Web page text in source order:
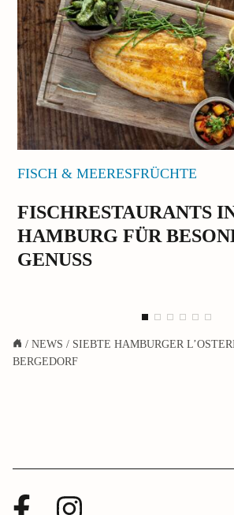
FISCH & MEERESFRÜCHTE
FISCHRESTAURANTS
HAMBURG FÜR
GENUSS
/ NEWS / SIEBTE HAMBURGER
BERGEDORF
FacebookInstagram